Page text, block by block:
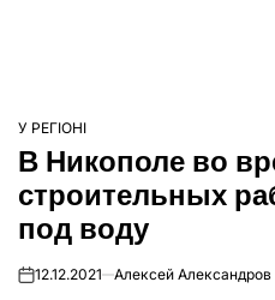
ОПУБЛІКУВАТИ
У
У РЕГІОНІ
В Никополе во
строительных
под воду
on12.12.2021 Алексей Александров